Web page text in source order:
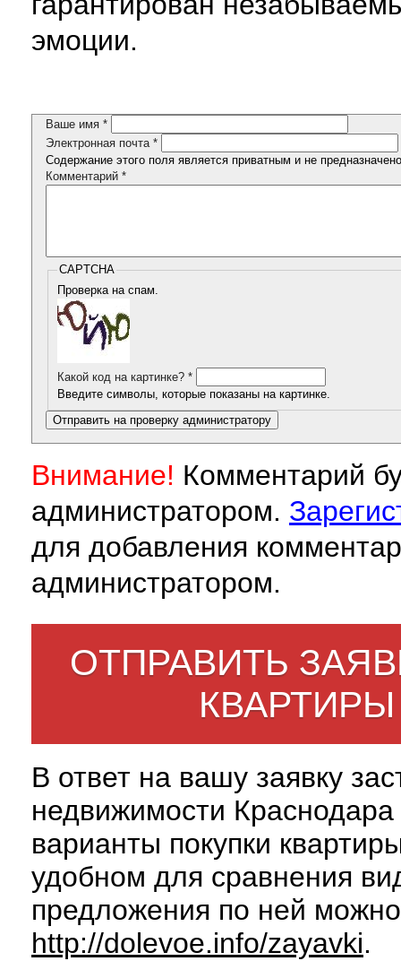
эмоции.
Ваше имя *
Электронная почта *
Содержание этого поля является приватным и не
Комментарий *
CAPTCHA
Проверка на спам.
Какой код на картинке? *
Введите символы, которые показаны на картинке.
Внимание! Комментарий
администратором.
для добавления
администратором.
ОТПРАВИТЬ
В ответ на вашу заявку
недвижимости
варианты покупки
удобном для сравнения
предложения по ней
http://dolevoe.info/zayavki.